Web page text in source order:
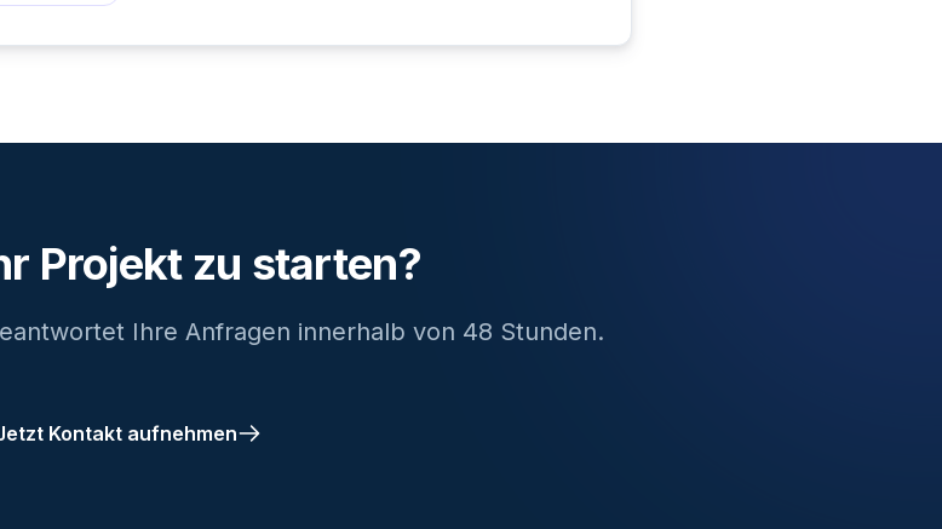
Projekt zu starten?
Ihre Anfragen innerhalb von 48 Stunden.
Kontakt aufnehmen